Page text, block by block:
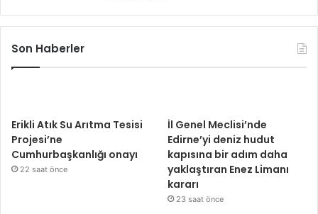
Son Haberler
Erikli Atık Su Arıtma Tesisi
Projesi’ne
Cumhurbaşkanlığı onayı
22 saat önce
İl Genel Meclisi’nde
Edirne’yi deniz hudut
kapısına bir adım daha
yaklaştıran Enez Limanı
kararı
23 saat önce